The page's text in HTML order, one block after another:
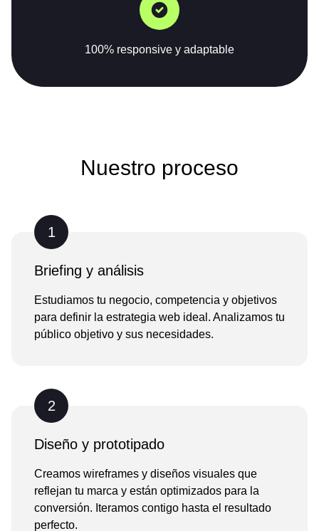
100% responsive y adaptable
Nuestro proceso
1
Briefing y análisis
Estudiamos tu negocio, competencia y objetivos
para definir la estrategia web ideal. Analizamos tu
público objetivo y sus necesidades.
2
Diseño y prototipado
Creamos wireframes y diseños visuales que
reflejan tu marca y están optimizados para la
conversión. Iteramos contigo hasta el resultado
perfecto.